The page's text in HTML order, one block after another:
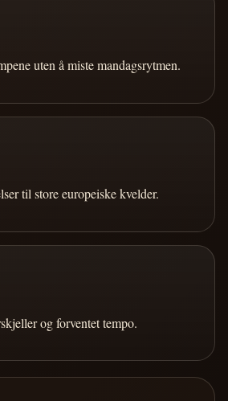
uten å miste mandagsrytmen.
til store europeiske kvelder.
og forventet tempo.